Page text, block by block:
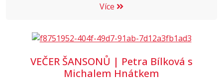
Více
VEČER ŠANSONŮ | Petra Bílková s
Michalem Hnátkem